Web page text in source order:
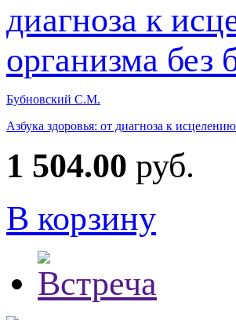
Бубновский С.М.
Азбука здоровья: от диагноза к
1 504.00 руб.
В корзину